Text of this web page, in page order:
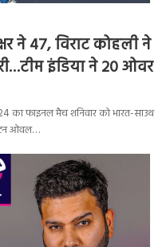
ने 47, विराट कोहली ने
इंडिया ने 20 ओवर
फाइनल मैच शनिवार को भारत-साउथ
ओवल…